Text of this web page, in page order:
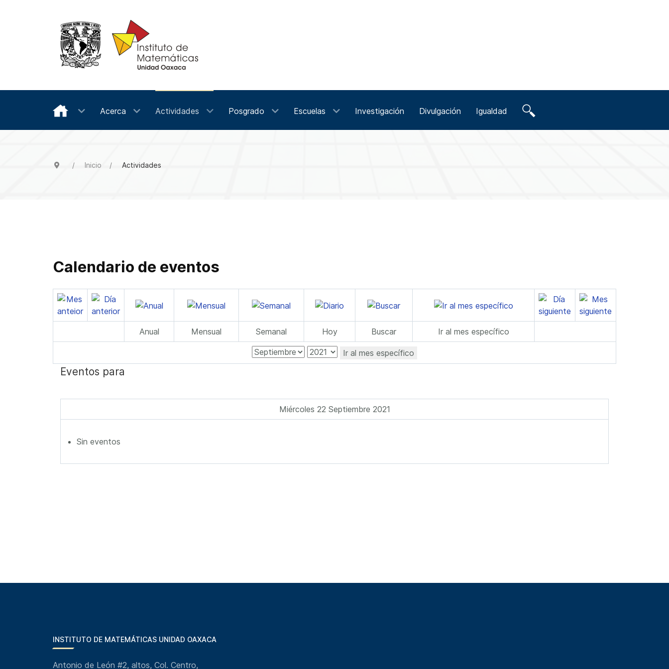
Acerca Actividades Posgrado Escuelas Investigación Divulgación Igualdad
Inicio Actividades
Calendario de eventos
Anual Mensual Semanal Hoy Buscar Ir al mes específico
Ir al mes específico
Eventos para
Miércoles 22 Septiembre 2021
Sin eventos
INSTITUTO DE MATEMÁTICAS UNIDAD OAXACA
Antonio de León #2, altos, Col. Centro,